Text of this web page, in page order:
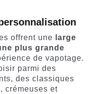
offrent une
large
plus grande
de vapotage.
parmi des
des classiques
crémeuses et